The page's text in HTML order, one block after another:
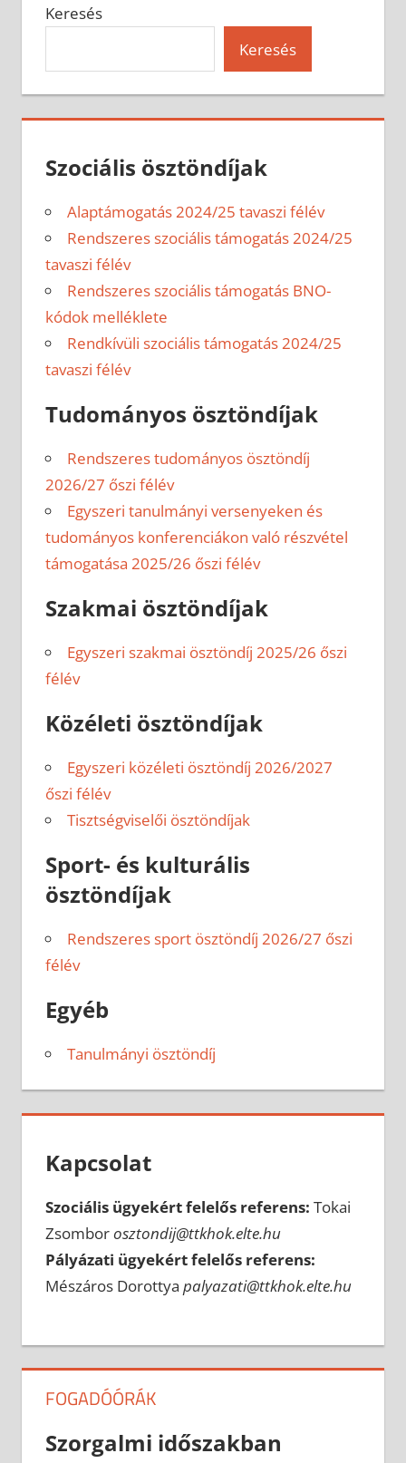
Keresés
Keresés
Szociális ösztöndíjak
Alaptámogatás 2024/25 tavaszi félév
Rendszeres szociális támogatás 2024/25
tavaszi félév
Rendszeres szociális támogatás BNO-
kódok melléklete
Rendkívüli szociális támogatás 2024/25
tavaszi félév
Tudományos ösztöndíjak
Rendszeres tudományos ösztöndíj
2026/27 őszi félév
Egyszeri tanulmányi versenyeken és
tudományos konferenciákon való részvétel
támogatása 2025/26 őszi félév
Szakmai ösztöndíjak
Egyszeri szakmai ösztöndíj 2025/26 őszi
félév
Közéleti ösztöndíjak
Egyszeri közéleti ösztöndíj 2026/2027
őszi félév
Tisztségviselői ösztöndíjak
Sport- és kulturális
ösztöndíjak
Rendszeres sport ösztöndíj 2026/27 őszi
félév
Egyéb
Tanulmányi ösztöndíj
Kapcsolat
Szociális ügyekért felelős referens: Tokai
Zsomborosztondij@ttkhok.elte.hu
Pályázati ügyekért felelős referens:
Mészáros Dorottya palyazati@ttkhok.elte.hu
FOGADÓÓRÁK
Szorgalmi időszakban